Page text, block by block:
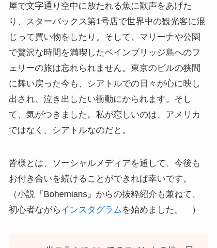
屋で文字通り空中に放たれる魚に歓声をあげた
り、スターバックス第1号店で世界中の観光客に混
じって買い物をしたり。そして、マリーナや公園
で贅沢な時間を満喫したベインブリッジ島へのフ
ェリーの旅は忘れられません。東京のビルの狭間
に舞い戻った今も、シアトルでの日々が心に映し
出され、泣き出したい衝動にかられます。そし
て、気がつきました。私が恋しいのは、アメリカ
ではなく、シアトルなのだと。
皆様とは、ソーシャルメディアを通して、今後も
お付き合いを続けることができれば幸いです。
（小説『Bohemians』からの抜粋紹介も兼ねて、
初心者ながら インスタグラム を始めました。 ）